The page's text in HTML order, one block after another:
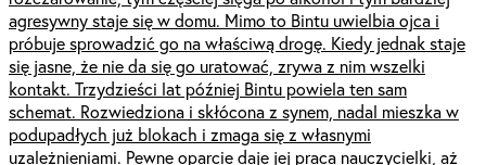
agresywny staje się w domu. Mimo to Bintu uwielbia ojca i
próbuje sprowadzić go na właściwą drogę. Kiedy jednak staje
się jasne, że nie da się go uratować, zrywa z nim wszelki
kontakt. Trzydzieści lat później Bintu powiela ten sam
schemat. Rozwiedziona i skłócona z synem, nadal mieszka w
podupadłych już blokach i zmaga się z własnymi
uzależnieniami. Pewne oparcie daje jej praca nauczycielki, aż